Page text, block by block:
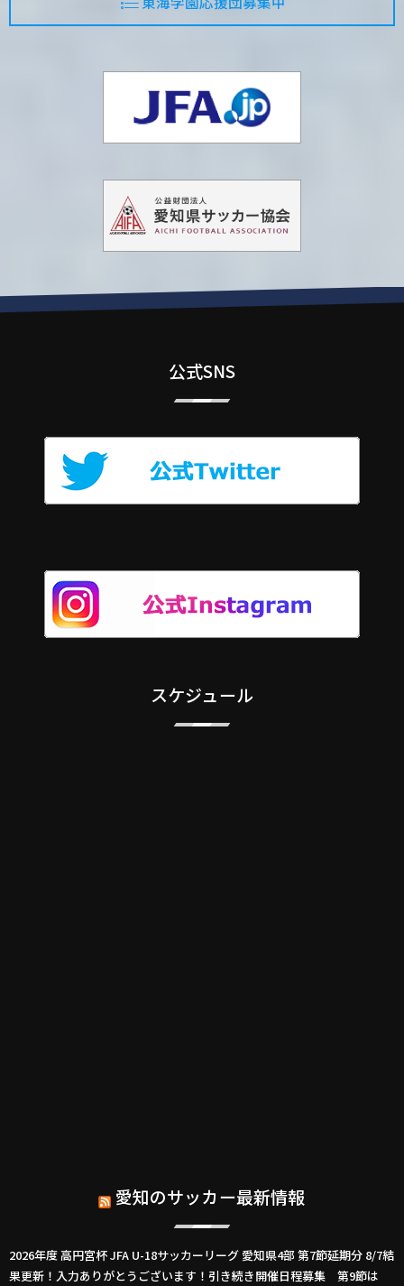
公式SNS
スケジュール
愛知のサッカー最新情報
2026年度 高円宮杯 JFA U-18サッカーリーグ 愛知県4部 第7節延期分 8/7結
果更新！入力ありがとうございます！引き続き開催日程募集 第9節は